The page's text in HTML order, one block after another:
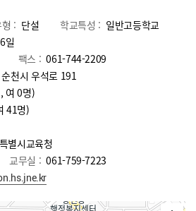
: 단설 학교특성 : 일반고등학교
일
팩스 : 061-744-2209
천시 우석로 191
여 0명)
41명)
별시교육청
교무실 : 061-759-7223